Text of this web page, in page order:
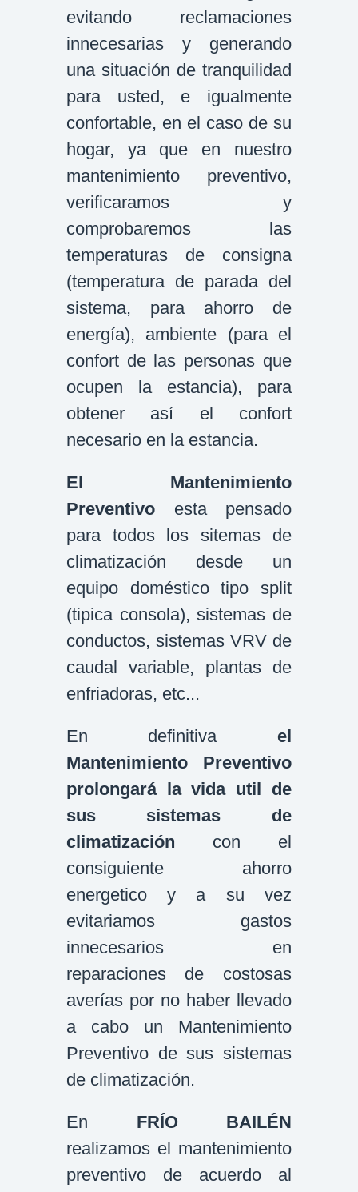
evitando reclamaciones
innecesarias y generando
una situación de tranquilidad
para usted, e igualmente
confortable, en el caso de su
hogar, ya que en nuestro
mantenimiento preventivo,
verificaramos y
comprobaremos las
temperaturas de consigna
(temperatura de parada del
sistema, para ahorro de
energía), ambiente (para el
confort de las personas que
ocupen la estancia), para
obtener así el confort
necesario en la estancia.
El Mantenimiento
Preventivo esta pensado
para todos los sitemas de
climatización desde un
equipo doméstico tipo split
(tipica consola), sistemas de
conductos, sistemas VRV de
caudal variable, plantas de
enfriadoras, etc...
En definitiva el
Mantenimiento Preventivo
prolongará la vida util de
sus sistemas de
climatización con el
consiguiente ahorro
energetico y a su vez
evitariamos gastos
innecesarios en
reparaciones de costosas
averías por no haber llevado
a cabo un Mantenimiento
Preventivo de sus sistemas
de climatización.
En FRÍO BAILÉN
realizamos el mantenimiento
preventivo de acuerdo al